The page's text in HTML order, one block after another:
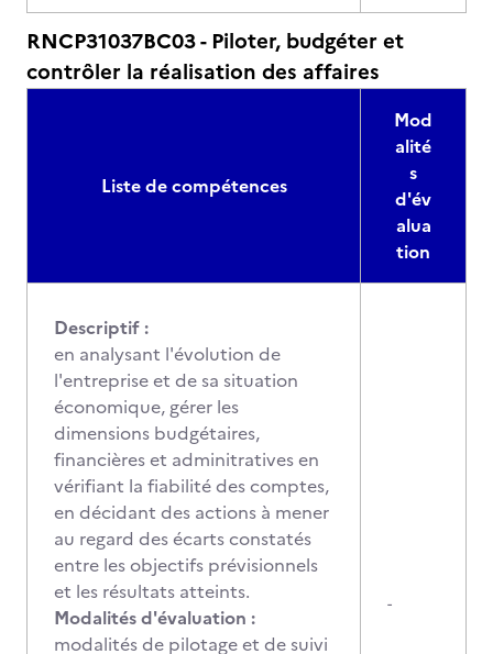
RNCP31037BC03 - Piloter, budgéter et
contrôler la réalisation des affaires
Liste de compétences
Mod
alité
s
d'év
alua
tion
Descriptif :
en analysant l'évolution de
l'entreprise et de sa situation
économique, gérer les
dimensions budgétaires,
financières et adminitratives en
vérifiant la fiabilité des comptes,
en décidant des actions à mener
au regard des écarts constatés
entre les objectifs prévisionnels
et les résultats atteints.
Modalités d'évaluation :
modalités de pilotage et de suivi
-